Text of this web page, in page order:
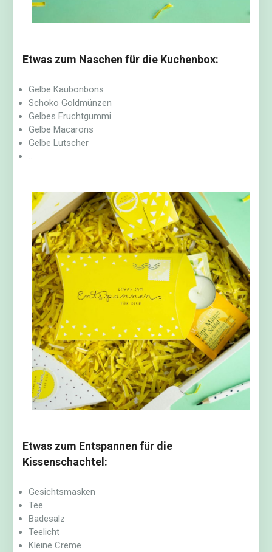
Etwas zum Naschen für die Kuchenbox:
Gelbe Kaubonbons
Schoko Goldmünzen
Gelbes Fruchtgummi
Gelbe Macarons
Gelbe Lutscher
…
Etwas zum Entspannen für die
Kissenschachtel:
Gesichtsmasken
Tee
Badesalz
Teelicht
Kleine Creme